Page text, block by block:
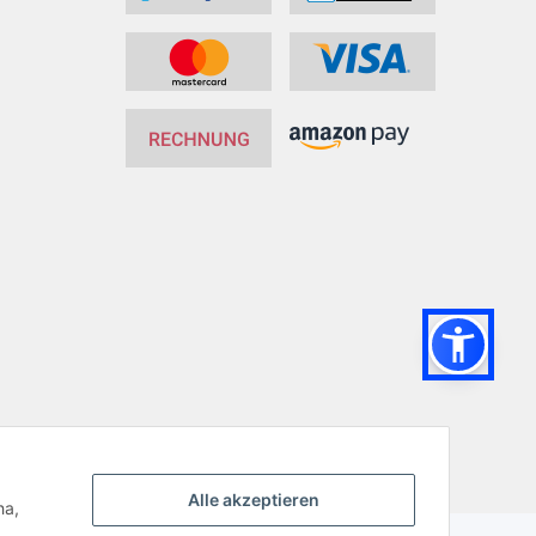
Alle akzeptieren
JTL-Shop